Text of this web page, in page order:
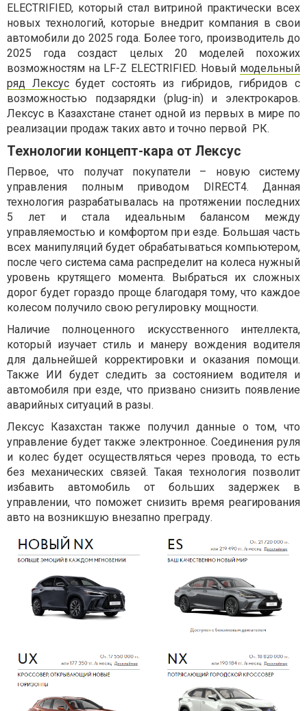
ELECTRIFIED, который стал витриной практически всех
новых технологий, которые внедрит компания в свои
автомобили до 2025 года. Более того, производитель до
2025 года создаст целых 20 моделей похожих
возможностям на LF-Z ELECTRIFIED. Новый модельный
ряд Лексусбудет состоять из гибридов, гибридов с
возможностью подзарядки (plug-in) и электрокаров.
Лексус в Казахстане станет одной из первых в мире по
реализации продаж таких авто и точно первой РК.
Технологии концепт-кара от Лексус
Первое, что получат покупатели – новую систему
управления полным приводом DIRECT4. Данная
технология разрабатывалась на протяжении последних
5 лет и стала идеальным балансом между
управляемостью и комфортом при езде. Большая часть
всех манипуляций будет обрабатываться компьютером,
после чего система сама распределит на колеса нужный
уровень крутящего момента. Выбраться их сложных
дорог будет гораздо проще благодаря тому, что каждое
колесом получило свою регулировку мощности.
Наличие полноценного искусственного интеллекта,
который изучает стиль и манеру вождения водителя
для дальнейшей корректировки и оказания помощи.
Также ИИ будет следить за состоянием водителя и
автомобиля при езде, что призвано снизить появление
аварийных ситуаций в разы.
Лексус Казахстан также получил данные о том, что
управление будет также электронное. Соединения руля
и колес будет осуществляться через провода, то есть
без механических связей. Такая технология позволит
избавить автомобиль от больших задержек в
управлении, что поможет снизить время реагирования
авто на возникшую внезапно преграду.